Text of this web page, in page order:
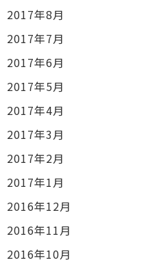
2017年8月
2017年7月
2017年6月
2017年5月
2017年4月
2017年3月
2017年2月
2017年1月
2016年12月
2016年11月
2016年10月